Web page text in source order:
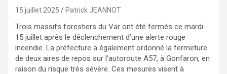
15 juillet 2025 Patrick JEANNOT
Trois massifs forestiers du Var ont été fermés ce mardi
15 juillet après le déclenchement d’une alerte rouge
incendie. La préfecture a également ordonné la fermeture
de deux aires de repos sur l’autoroute A57, à Gonfaron, en
raison du risque très sévère. Ces mesures visent à